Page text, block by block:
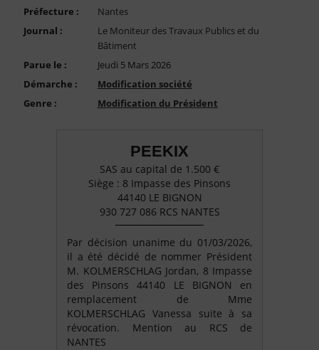
Préfecture :
Nantes
Journal :
Le Moniteur des Travaux Publics et du
Bâtiment
Parue le :
Jeudi 5 Mars 2026
Démarche :
Modification société
Genre :
Modification du Président
PEEKIX
SAS au capital de 1.500 €
Siège : 8 Impasse des Pinsons
44140 LE BIGNON
930 727 086 RCS NANTES
Par décision unanime du 01/03/2026,
il a été décidé de nommer Président
M. KOLMERSCHLAG Jordan, 8 Impasse
des Pinsons 44140 LE BIGNON en
remplacement de Mme
KOLMERSCHLAG Vanessa suite à sa
révocation. Mention au RCS de
NANTES